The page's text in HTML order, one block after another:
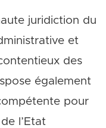
juridiction du
et
des
également
pour
l’Etat